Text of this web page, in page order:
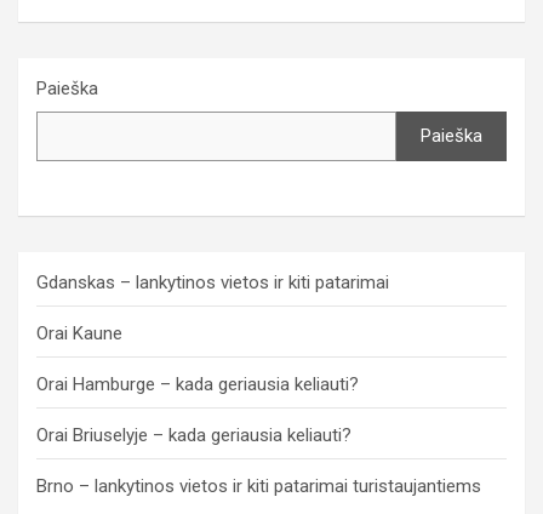
Paieška
Paieška
Gdanskas – lankytinos vietos ir kiti patarimai
Orai Kaune
Orai Hamburge – kada geriausia keliauti?
Orai Briuselyje – kada geriausia keliauti?
Brno – lankytinos vietos ir kiti patarimai turistaujantiems